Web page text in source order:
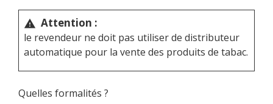
warning Attention :
le revendeur ne doit pas utiliser de distributeur
automatique pour la vente des produits de tabac.
Quelles formalités ?